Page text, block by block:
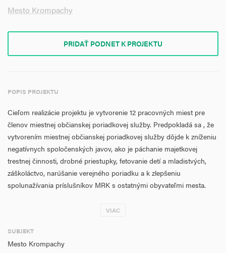
Mesto Krompachy
PRIDAŤ PODNET K PROJEKTU
POPIS PROJEKTU
Cieľom realizácie projektu je vytvorenie 12 pracovných miest pre
členov miestnej občianskej poriadkovej služby. Predpokladá sa , že
vytvorením miestnej občianskej poriadkovej služby dôjde k zníženiu
negatívnych spoločenských javov, ako je páchanie majetkovej
trestnej činnosti, drobné priestupky, fetovanie detí a mladistvých,
záškoláctvo, narúšanie verejného poriadku a k zlepšeniu
spolunažívania príslušníkov MRK s ostatnými obyvateľmi mesta.
kriminality aj k zníženiu zamestnanosti, čo bude motivovať ďalších
poriadkovej služby. Miestna občianska poriadková služba bude
pôsobiť najmä v lokalitách s vysokou koncentráciou MRK, ale aj na
VIAC
SUBJEKT
Mesto Krompachy